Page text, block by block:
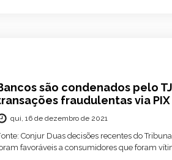
são condenados pelo
fraudulentas via PIX
qui, 16 de dezembro de 2021
Conjur Duas decisões recentes do
favoráveis a consumidores que foram